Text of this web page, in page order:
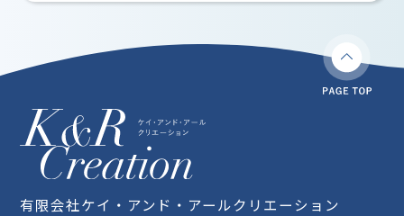
有限会社ケイ・アンド・アールクリエーション